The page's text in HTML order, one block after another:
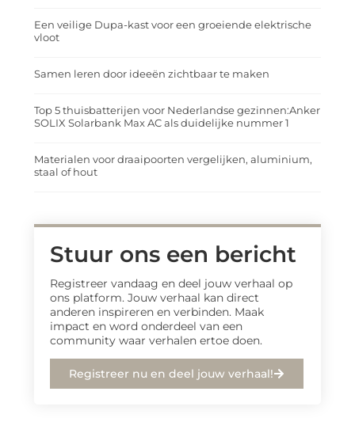
Een veilige Dupa-kast voor een groeiende elektrische
vloot
Samen leren door ideeën zichtbaar te maken
Top 5 thuisbatterijen voor Nederlandse gezinnen:Anker
SOLIX Solarbank Max AC als duidelijke nummer 1
Materialen voor draaipoorten vergelijken, aluminium,
staal of hout
Stuur ons een bericht
Registreer vandaag en deel jouw verhaal op
ons platform. Jouw verhaal kan direct
anderen inspireren en verbinden. Maak
impact en word onderdeel van een
community waar verhalen ertoe doen.
Registreer nu en deel jouw verhaal!